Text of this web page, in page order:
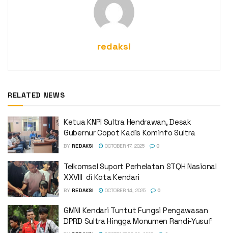
redaksi
RELATED NEWS
Ketua KNPI Sultra Hendrawan, Desak
Gubernur Copot Kadis Kominfo Sultra
BY REDAKSI OCTOBER 17, 2025 0
Telkomsel Suport Perhelatan STQH Nasional
XXVIII di Kota Kendari
BY REDAKSI OCTOBER 14, 2025 0
GMNI Kendari Tuntut Fungsi Pengawasan
DPRD Sultra Hingga Monumen Randi-Yusuf ‎